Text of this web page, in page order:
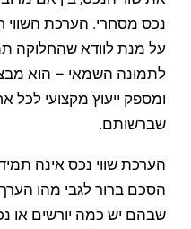
נכס מסחרי. הערכת השווי
על מנת לוודא שהחלוקה
לתמונה השמאי – הוא
ומספק ייעוץ מקצועי לכל
שברשותם.
הערכת שווי נכס אינה
הסכם ברור לגבי מהו
שבהם יש כמה יורשים או